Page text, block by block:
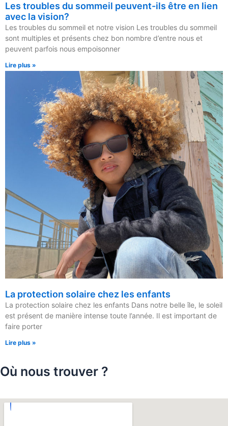
Les troubles du sommeil peuvent-ils être en lien
avec la vision?
Les troubles du sommeil et notre vision Les troubles du sommeil
sont multiples et présents chez bon nombre d’entre nous et
peuvent parfois nous empoisonner
Lire plus »
La protection solaire chez les enfants
La protection solaire chez les enfants Dans notre belle île, le soleil
est présent de manière intense toute l’année. Il est important de
faire porter
Lire plus »
Où nous trouver ?